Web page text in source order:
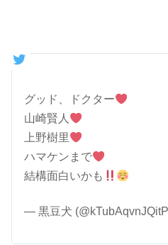
グッド、ドクター
山崎賢人
上野樹里
ハマケンまで
結構面白いかも
— 黒豆犬